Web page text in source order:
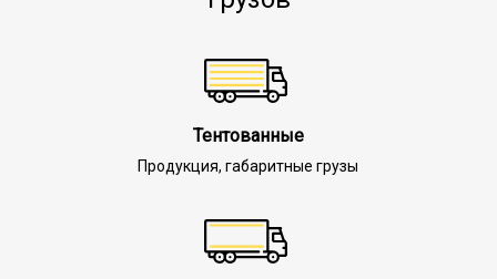
Тентованные
Продукция, габаритные грузы